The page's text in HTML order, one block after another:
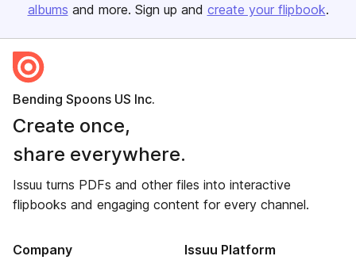
albums and more. Sign up and create your flipbook.
Bending Spoons US Inc.
Create once,
share everywhere.
Issuu turns PDFs and other files into interactive
flipbooks and engaging content for every channel.
Company Issuu Platform